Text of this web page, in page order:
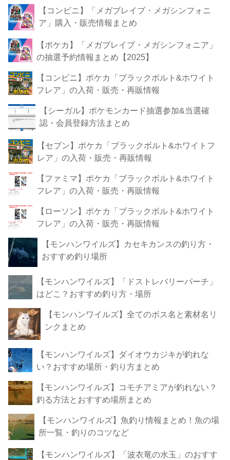
【コンビニ】「メガブレイブ・メガシンフォニ
ア」購入・販売情報まとめ
【ポケカ】「メガブレイブ・メガシンフォニア」
の抽選予約情報まとめ【2025】
【コンビニ】ポケカ「ブラックボルト&ホワイト
フレア」の入荷・販売・再販情報
【シーガル】ポケモンカード抽選参加&当選確
認・会員登録方法まとめ
【セブン】ポケカ「ブラックボルト&ホワイトフ
レア」の入荷・販売・再販情報
【ファミマ】ポケカ「ブラックボルト&ホワイト
フレア」の入荷・販売・再販情報
【ローソン】ポケカ「ブラックボルト&ホワイト
フレア」の入荷・販売・再販情報
【モンハンワイルズ】カセキカンスの釣り方・
おすすめ釣り場所
【モンハンワイルズ】「ドストレバリーパーチ」
はどこ？おすすめ釣り方・場所
【モンハンワイルズ】全てのボス名と素材名リ
ンクまとめ
【モンハンワイルズ】ダイオウカジキが釣れな
い？おすすめ場所・釣り方まとめ
【モンハンワイルズ】コモチアミアが釣れない？
釣る方法とおすすめ場所まとめ
【モンハンワイルズ】魚釣り情報まとめ！魚の場
所一覧・釣りのコツなど
【モンハンワイルズ】「波衣竜の水玉」のおすす